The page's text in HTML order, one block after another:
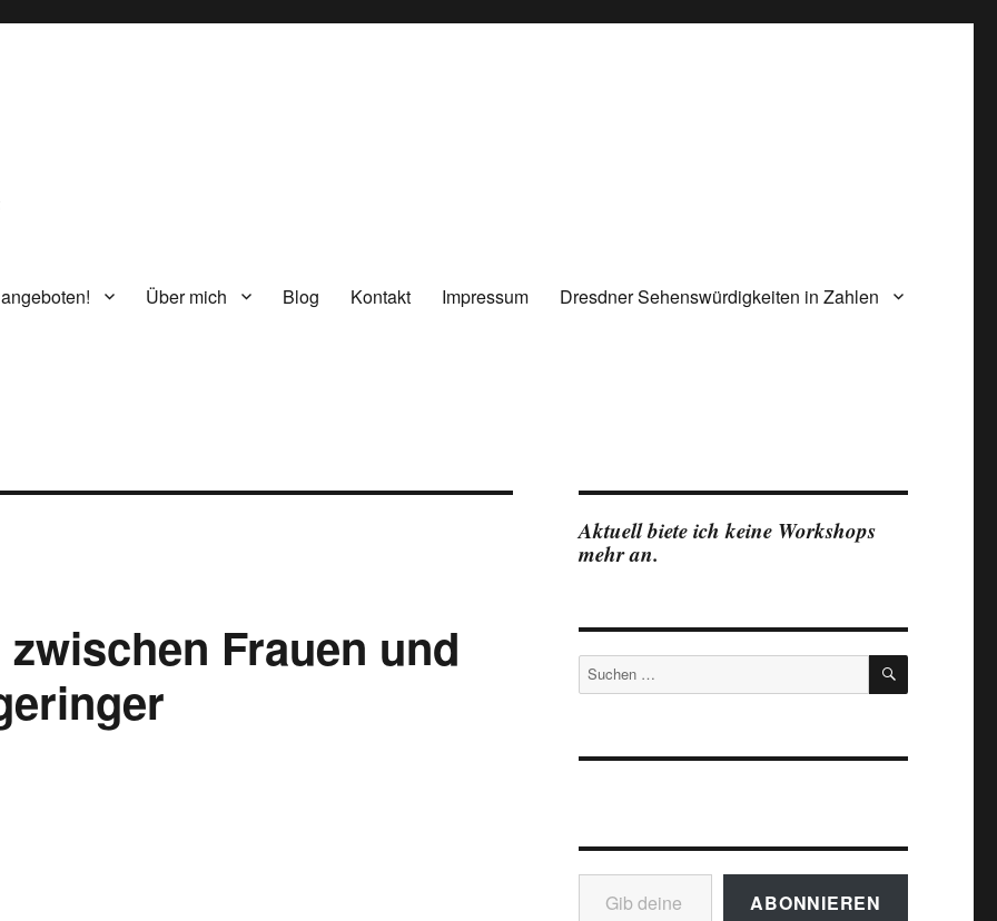
Über mich Blog Kontakt Impressum
Dresdner Sehenswürdigkeiten in Zahlen
Frauen und
Aktuell biete ich keine Workshops
mehr an.
Suchen
nach:
SUCHEN
Gib deine E-Mail-Adresse ein ...
ABONNIEREN